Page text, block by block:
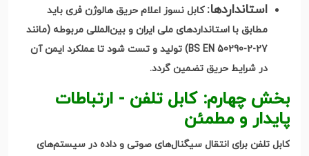
استانداردها: کابل نسوز اعلام حریق هالوژن فری باید
مطابق با استانداردهای ملی ایران و بین‌المللی مربوطه (مانند
BS EN 50290-2-27) تولید و تست شود تا عملکرد ایمن آن
در شرایط حریق تضمین گردد.
بخش چهارم: کابل تلفن - ارتباطات
پایدار و مطمئن
کابل تلفن برای انتقال سیگنال‌های صوتی و داده در سیستم‌های